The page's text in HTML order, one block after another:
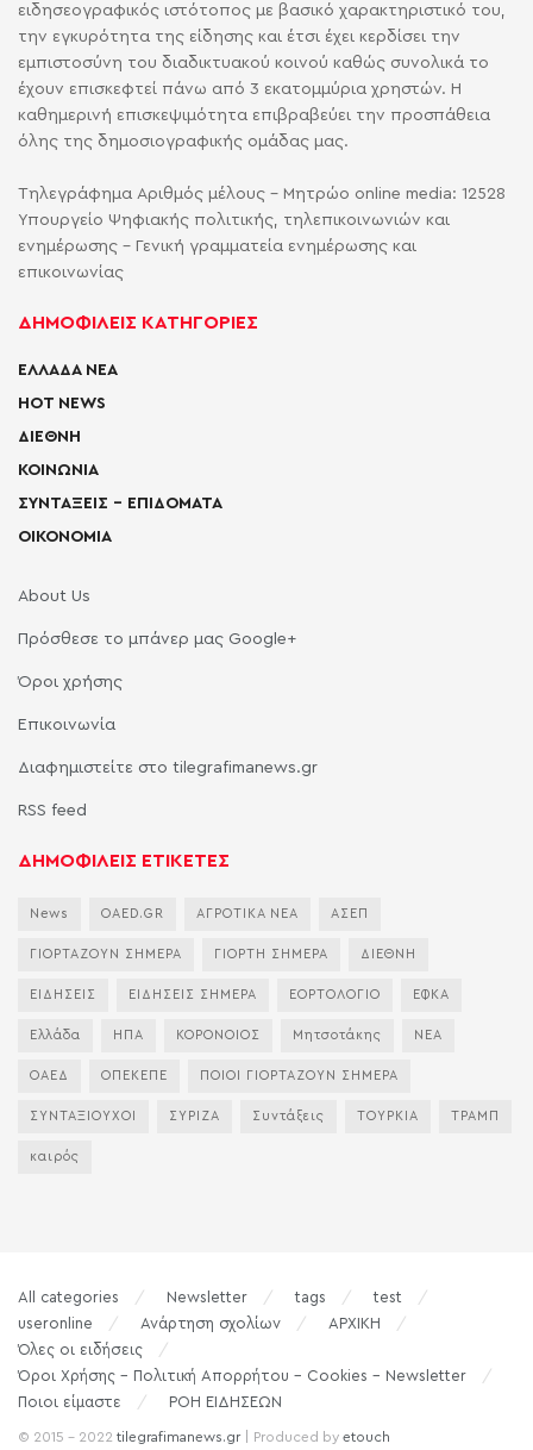
ειδησεογραφικός ιστότοπος με βασικό χαρακτηριστικό του,
την εγκυρότητα της είδησης και έτσι έχει κερδίσει την
εμπιστοσύνη του διαδικτυακού κοινού καθώς συνολικά το
έχουν επισκεφτεί πάνω από 3 εκατομμύρια χρηστών. Η
καθημερινή επισκεψιμότητα επιβραβεύει την προσπάθεια
όλης της δημοσιογραφικής ομάδας μας.
Τηλεγράφημα Αριθμός μέλους - Μητρώο online media: 12528
Υπουργείο Ψηφιακής πολιτικής, τηλεπικοινωνιών και
ενημέρωσης - Γενική γραμματεία ενημέρωσης και
επικοινωνίας
ΔΗΜΟΦΙΛΕΙΣ ΚΑΤΗΓΟΡΙΕΣ
ΕΛΛΑΔΑ ΝΕΑ
HOT NEWS
ΔΙΕΘΝΗ
ΚΟΙΝΩΝΙΑ
ΣΥΝΤΑΞΕΙΣ – ΕΠΙΔΟΜΑΤΑ
ΟΙΚΟΝΟΜΙΑ
About Us
Πρόσθεσε το μπάνερ μας Google+
Όροι χρήσης
Επικοινωνία
Διαφημιστείτε στο tilegrafimanews.gr
RSS feed
ΔΗΜΟΦΙΛΕΙΣ ΕΤΙΚΕΤΕΣ
News OAED.GR ΑΓΡΟΤΙΚΑ ΝΕΑ ΑΣΕΠ
ΓΙΟΡΤΑΖΟΥΝ ΣΗΜΕΡΑ ΓΙΟΡΤΗ ΣΗΜΕΡΑ ΔΙΕΘΝΗ
ΕΙΔΗΣΕΙΣ ΕΙΔΗΣΕΙΣ ΣΗΜΕΡΑ ΕΟΡΤΟΛΟΓΙΟ ΕΦΚΑ
Ελλάδα ΗΠΑ ΚΟΡΟΝΟΙΟΣ Μητσοτάκης ΝΕΑ
ΟΑΕΔ ΟΠΕΚΕΠΕ ΠΟΙΟΙ ΓΙΟΡΤΑΖΟΥΝ ΣΗΜΕΡΑ
ΣΥΝΤΑΞΙΟΥΧΟΙ ΣΥΡΙΖΑ Συντάξεις ΤΟΥΡΚΙΑ ΤΡΑΜΠ
καιρός
All categories Newsletter tags
test
useronline
Ανάρτηση σχολίων
ΑΡΧΙΚΗ
Όλες οι ειδήσεις
Όροι Χρήσης – Πολιτική Απορρήτου – Cookies – Newsletter
Ποιοι είμαστε
ΡΟΗ ΕΙΔΗΣΕΩΝ
© 2015 - 2022 tilegrafimanews.gr| Produced by etouch